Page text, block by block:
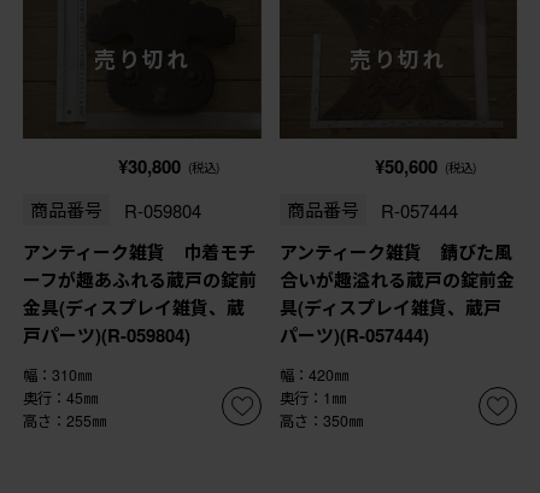
売り切れ
¥30,800 (税込)
商品番号 R-059804
アンティーク雑貨 巾着モチ
ーフが趣あふれる蔵戸の錠前
金具(ディスプレイ雑貨、蔵
戸パーツ)(R-059804)
幅：310㎜
奥行：45㎜
高さ：255㎜
売り切れ
¥50,600 (税込)
商品番号 R-057444
アンティーク雑貨 錆びた風
合いが趣溢れる蔵戸の錠前金
具(ディスプレイ雑貨、蔵戸
パーツ)(R-057444)
幅：420㎜
奥行：1㎜
高さ：350㎜